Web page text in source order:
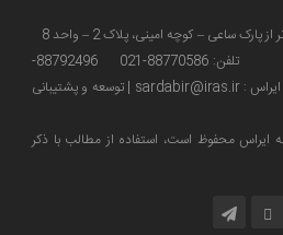
| کدپستی: 1434734368 | تلفن: 88770586-021 88792496-
توسعه و پشتیبانی
ایراس محفوظ است، استفاده از مطالب با ذكر